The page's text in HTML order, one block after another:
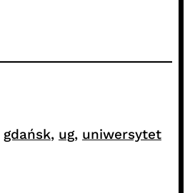
gdańsk, ug, uniwersytet